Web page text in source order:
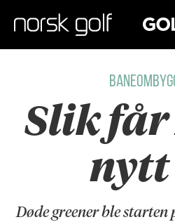
GOLFBOX
Slik får
Døde greener ble